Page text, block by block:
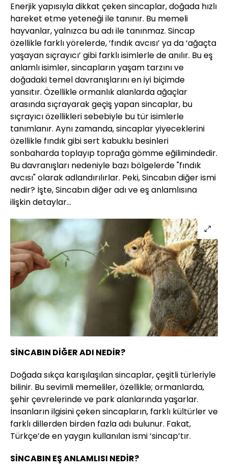
Enerjik yapısıyla dikkat çeken sincaplar, doğada hızlı
hareket etme yeteneği ile tanınır. Bu memeli
hayvanlar, yalnızca bu adı ile tanınmaz. Sincap
özellikle farklı yörelerde, ‘fındık avcısı’ ya da ‘ağaçta
yaşayan sıçrayıcı’ gibi farklı isimlerle de anılır. Bu eş
anlamlı isimler, sincapların yaşam tarzını ve
doğadaki temel davranışlarını en iyi biçimde
yansıtır. Özellikle ormanlık alanlarda ağaçlar
arasında sıçrayarak geçiş yapan sincaplar, bu
sıçrayıcı özellikleri sebebiyle bu tür isimlerle
tanımlanır. Aynı zamanda, sincaplar yiyeceklerini
özellikle fındık gibi sert kabuklu besinleri
sonbaharda toplayıp toprağa gömme eğilimindedir.
Bu davranışları nedeniyle bazı bölgelerde "fındık
avcısı" olarak adlandırılırlar. Peki, Sincabın diğer ismi
nedir? İşte, Sincabın diğer adı ve eş anlamlısına
ilişkin detaylar…
SİNCABIN DİĞER ADI NEDİR?
Doğada sıkça karışılaşılan sincaplar, çeşitli türleriyle
bilinir. Bu sevimli memeliler, özellikle; ormanlarda,
şehir çevrelerinde ve park alanlarında yaşarlar.
İnsanların ilgisini çeken sincapların, farklı kültürler ve
farklı dillerden birden fazla adı bulunur. Fakat,
Türkçe’de en yaygın kullanılan ismi ‘sincap’tır.
SİNCABIN EŞ ANLAMLISI NEDİR?